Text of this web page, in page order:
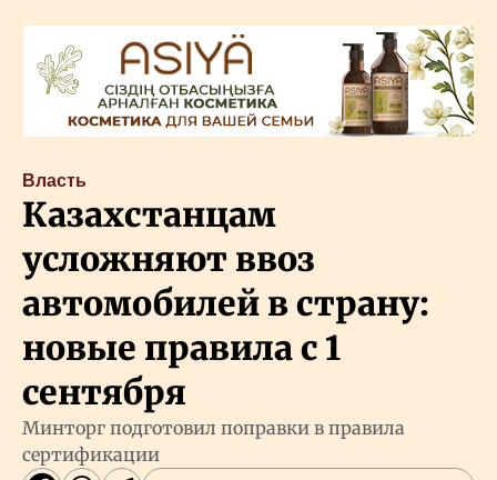
Власть
Казахстанцам
усложняют ввоз
автомобилей в страну:
новые правила с 1
сентября
Минторг подготовил поправки в правила
сертификации